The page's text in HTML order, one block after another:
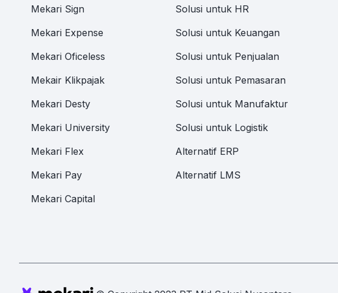
Mekari Sign
Mekari Expense
Mekari Oficeless
Mekair Klikpajak
Mekari Desty
Mekari University
Mekari Flex
Mekari Pay
Mekari Capital
Solusi untuk HR
Solusi untuk Keuangan
Solusi untuk Penjualan
Solusi untuk Pemasaran
Solusi untuk Manufaktur
Solusi untuk Logistik
Alternatif ERP
Alternatif LMS